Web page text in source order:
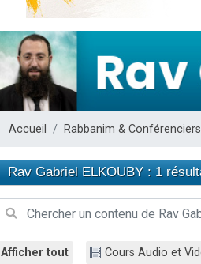
Accueil Rabbanim & Conférenciers
Rav Gabriel ELKOUBY : 1
Afficher tout Cours Audio et